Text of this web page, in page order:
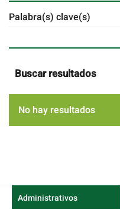
Palabra(s) clave(s)
Buscar resultados
No hay resultados
Administrativos